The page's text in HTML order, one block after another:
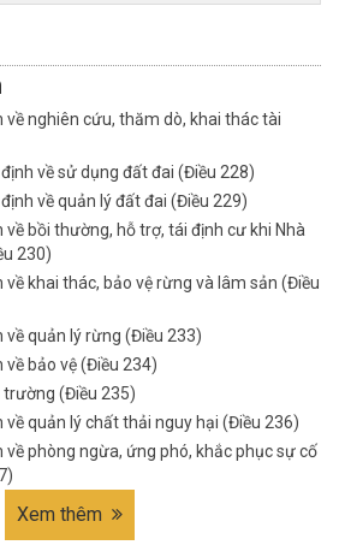
về nghiên cứu, thăm dò, khai thác tài
về sử dụng đất đai (Điều 228)
về quản lý đất đai (Điều 229)
bồi thường, hỗ trợ, tái định cư khi Nhà
230)
khai thác, bảo vệ rừng và lâm sản (Điều
về quản lý rừng (Điều 233)
bảo vệ (Điều 234)
(Điều 235)
về quản lý chất thải nguy hại (Điều 236)
về phòng ngừa, ứng phó, khắc phục sự cố
Xem thêm